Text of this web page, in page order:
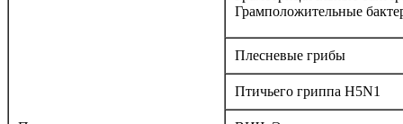
Грамположительные
Плесневые грибы
Птичьего гриппа H5N1